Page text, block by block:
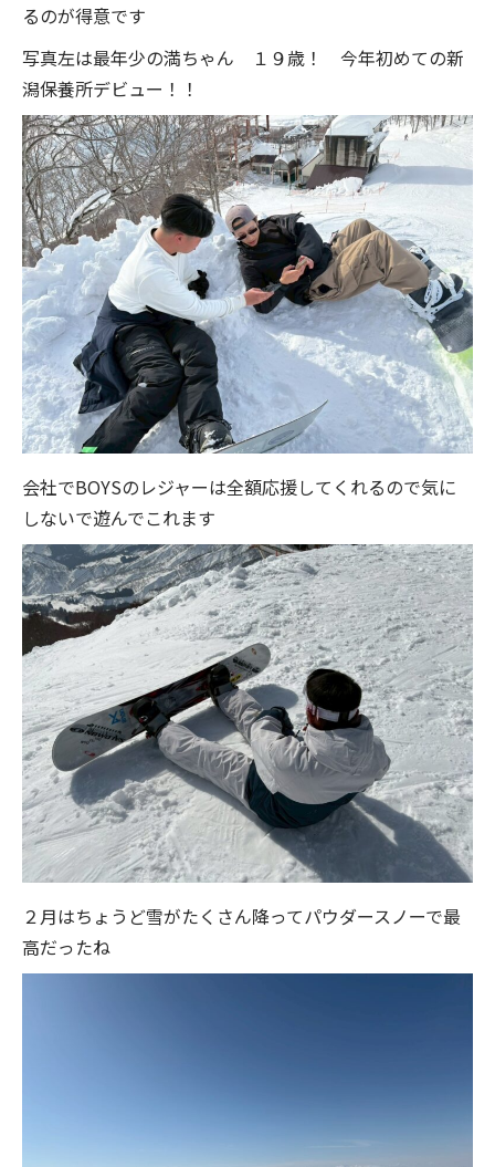
るのが得意です
写真左は最年少の満ちゃん １９歳！ 今年初めての新
潟保養所デビュー！！
会社でBOYSのレジャーは全額応援してくれるので気に
しないで遊んでこれます
２月はちょうど雪がたくさん降ってパウダースノーで最
高だったね